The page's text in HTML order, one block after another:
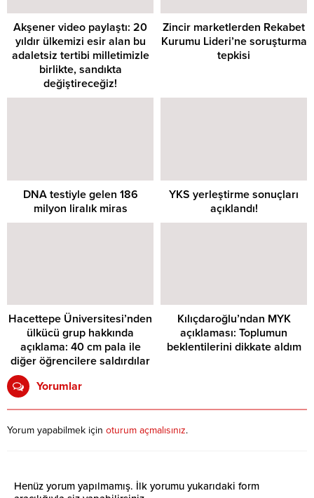
Akşener video paylaştı: 20
yıldır ülkemizi esir alan bu
adaletsiz tertibi milletimizle
birlikte, sandıkta
değiştireceğiz!
Zincir marketlerden Rekabet
Kurumu Lideri’ne soruşturma
tepkisi
DNA testiyle gelen 186
milyon liralık miras
YKS yerleştirme sonuçları
açıklandı!
Hacettepe Üniversitesi’nden
ülkücü grup hakkında
açıklama: 40 cm pala ile
diğer öğrencilere saldırdılar
Kılıçdaroğlu’ndan MYK
açıklaması: Toplumun
beklentilerini dikkate aldım
Yorumlar
Yorum yapabilmek için oturum açmalısınız.
Henüz yorum yapılmamış. İlk yorumu yukarıdaki form